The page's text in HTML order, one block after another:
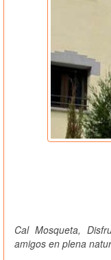
Cal Mosqueta,
amigos en plena